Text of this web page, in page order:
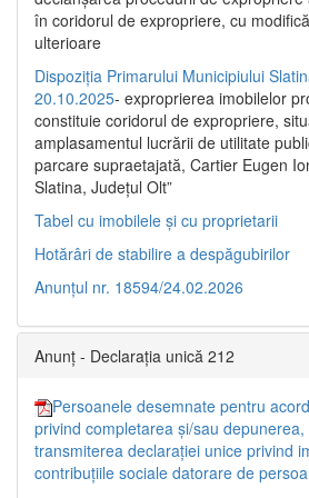
în coridorul de expropriere, cu
ulterioare
Dispoziția Primarului Municipiului
20.10.2025- exproprierea imobilelor
constituie coridorul de expropriere,
amplasamentul lucrării de utilitate
parcare supraetajată, Cartier Eugen
Slatina, Județul Olt”
Tabel cu imobilele și cu proprietarii
Hotărâri de stabilire a despăgubirilor
Anunțul nr. 18594/24.02.2026
Anunț - Declarația unică 212
Persoanele desemnate pentru
privind completarea și/sau
transmiterea declarației unice privind
contribuțiile sociale datorare de